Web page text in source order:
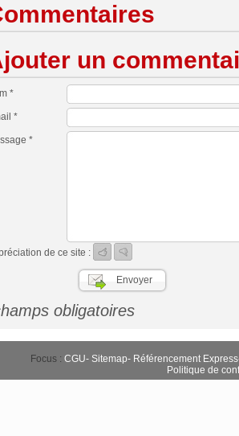
un
*
*
*
de ce site :
obligatoires
Focus : CGU- Sitemap- Référencement Express
Politique de